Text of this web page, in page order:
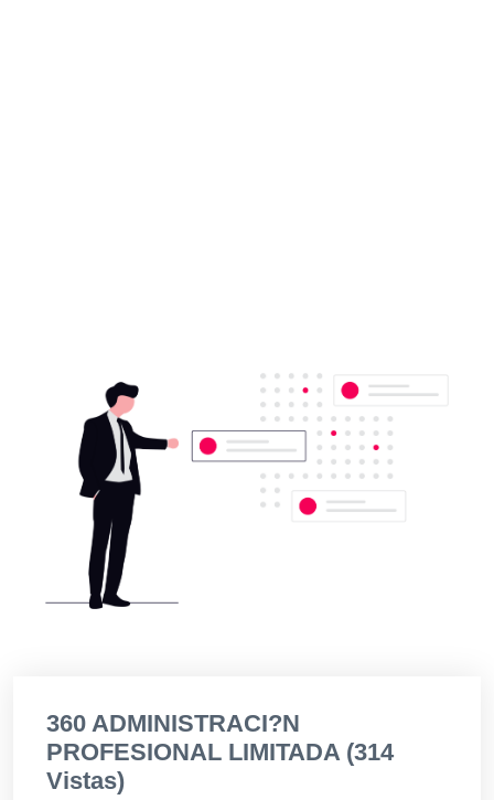
360 ADMINISTRACI?N
PROFESIONAL LIMITADA (314
Vistas)